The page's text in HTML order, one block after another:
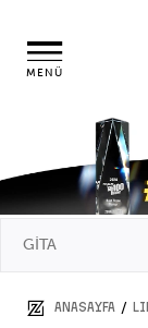
MENÜ
ANASAYFA /